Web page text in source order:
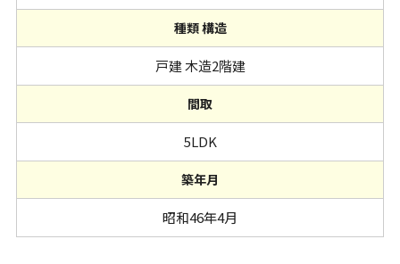
種類 構造
戸建 木造2階建
間取
5LDK
築年月
昭和46年4月